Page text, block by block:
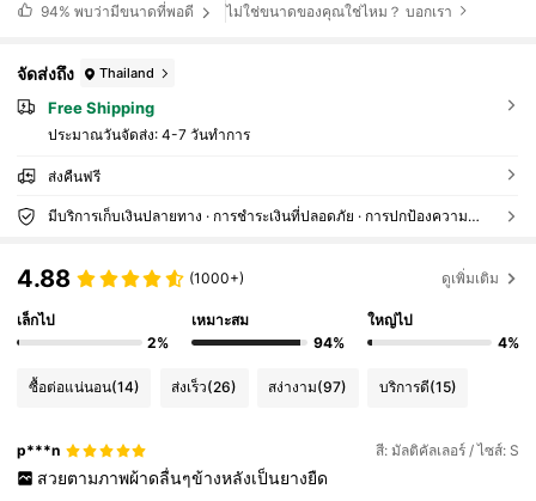
94% พบว่ามีขนาดที่พอดี ไม่ใช่ขนาดของคุณใช่ไหม？ บอกเรา
จัดส่งถึง Thailand
Free Shipping
ประมาณวันจัดส่ง: 4-7 วันทำการ
ส่งคืนฟรี
มีบริการเก็บเงินปลายทาง · การชำระเงินที่ปลอดภัย · การปกป้องความเป็นส่วนตัว
4.88 (1000+) ดูเพิ่มเติม
เล็กไป
2%
เหมาะสม
94%
ใหญ่ไป
4%
ซื้อต่อแน่นอน(14) ส่งเร็ว(26) สง่างาม(97) บริการดี(15)
p***n สี: มัลติคัลเลอร์ / ไซส์: S
สวยตามภาพผ้าดลื่นๆข้างหลังเป็นยางยืด